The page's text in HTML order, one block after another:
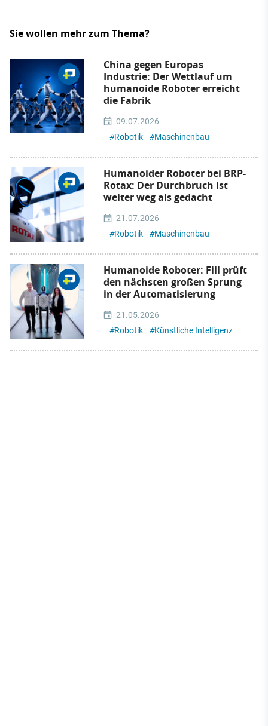
Sie wollen mehr zum Thema?
China gegen Europas
Industrie: Der Wettlauf um
humanoide Roboter erreicht
die Fabrik
09.07.2026
#Robotik #Maschinenbau
Humanoider Roboter bei BRP-
Rotax: Der Durchbruch ist
weiter weg als gedacht
21.07.2026
#Robotik #Maschinenbau
Humanoide Roboter: Fill prüft
den nächsten großen Sprung
in der Automatisierung
21.05.2026
#Robotik #Künstliche Intelligenz